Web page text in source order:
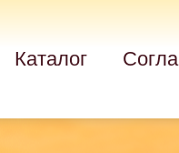
Каталог